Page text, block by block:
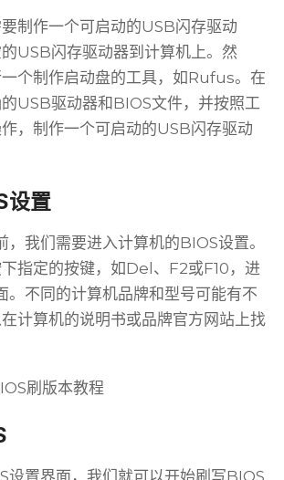
制作一个可启动的USB闪存驱动
USB闪存驱动器到计算机上。然
个制作启动盘的工具，如Rufus。在
USB驱动器和BIOS文件，并按照工
，制作一个可启动的USB闪存驱动
设置
，我们需要进入计算机的BIOS设置。
指定的按键，如Del、F2或F10，进
。不同的计算机品牌和型号可能有不
计算机的说明书或品牌官方网站上找
设置界面，我们就可以开始刷写BIOS